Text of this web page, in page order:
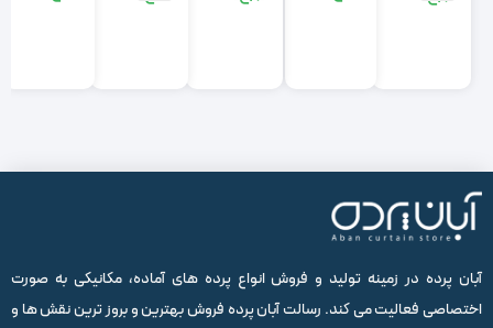
آبان پرده در زمینه تولید و فروش انواع پرده های آماده، مکانیکی به صورت
اختصاصی فعالیت می کند. رسالت آبان پرده فروش بهترین و بروز ترین نقش ها و